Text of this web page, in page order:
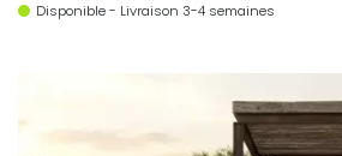
Disponible - Livraison 3-4 semaines